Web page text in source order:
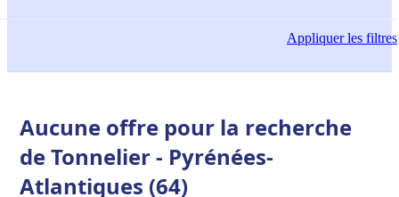
Appliquerles filtres
Aucune offre pour la recherche
de Tonnelier - Pyrénées-
Atlantiques (64)